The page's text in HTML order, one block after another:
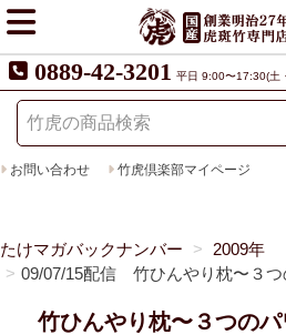
0889-42-3201 平日 9:00〜17:30(土
お問い合わせ 竹虎倶楽部マイページ
たけマガバックナンバー
2009年
09/07/15配信 竹ひんやり枕〜３つ
竹ひんやり枕〜３つの